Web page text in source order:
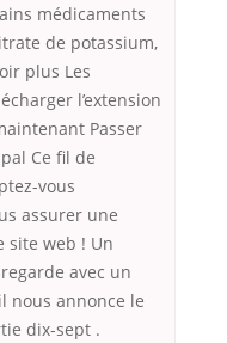
médicaments
de potassium,
plus Les
l’extension
Passer
Ce fil de
vous
assurer une
site web ! Un
avec un
nous annonce le
dix-sept .